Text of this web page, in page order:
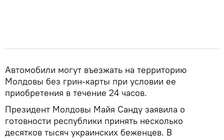
Автомобили могут въезжать на территорию
Молдовы без грин-карты при условии ее
приобретения в течение 24 часов.
Президент Молдовы Майя Санду заявила о
готовности республики принять несколько
десятков тысяч украинских беженцев. В